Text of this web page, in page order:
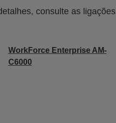
consulte as ligações
WorkForce Enterprise​ AM-
C6000​